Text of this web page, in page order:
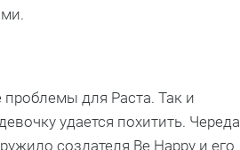
проблемы для Раста. Так и
удается похитить. Череда
создателя Be Happy и его